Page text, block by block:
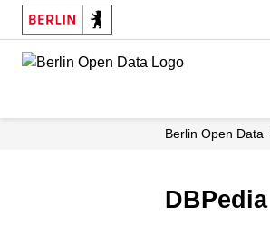
Skip
main
Berlin Open Data
DBPedia